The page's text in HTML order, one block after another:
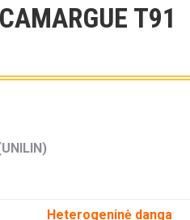
T91
Heterogeninė danga